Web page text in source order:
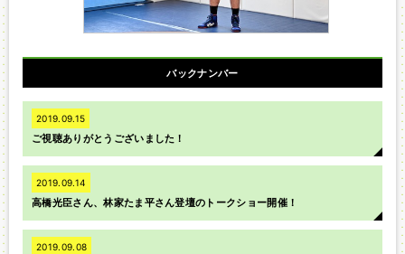
バックナンバー
2019.09.15
ご視聴ありがとうございました！
2019.09.14
高橋光臣さん、林家たま平さん登壇のトークショー開催！
2019.09.08